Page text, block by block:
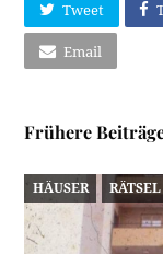
Tweet
Email
Frühere
HÄUSER RÄTSEL